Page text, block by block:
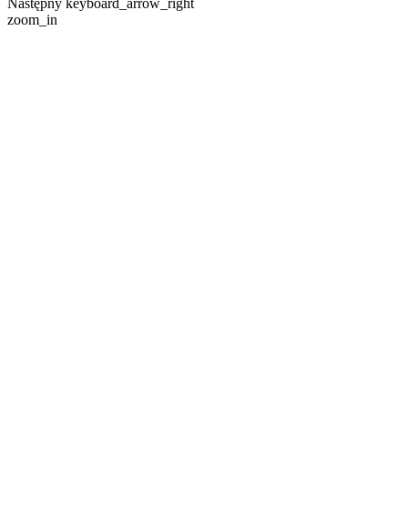
Następny keyboard_arrow_right
zoom_in